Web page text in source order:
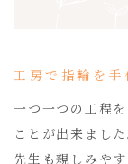
工房で指輪を
一つ一つの工程
ことが出来ました
先生も親しみや